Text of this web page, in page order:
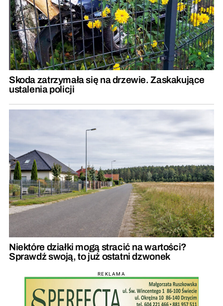
Skoda zatrzymała się na drzewie. Zaskakujące
ustalenia policji
Niektóre działki mogą stracić na wartości?
Sprawdź swoją, to już ostatni dzwonek
REKLAMA